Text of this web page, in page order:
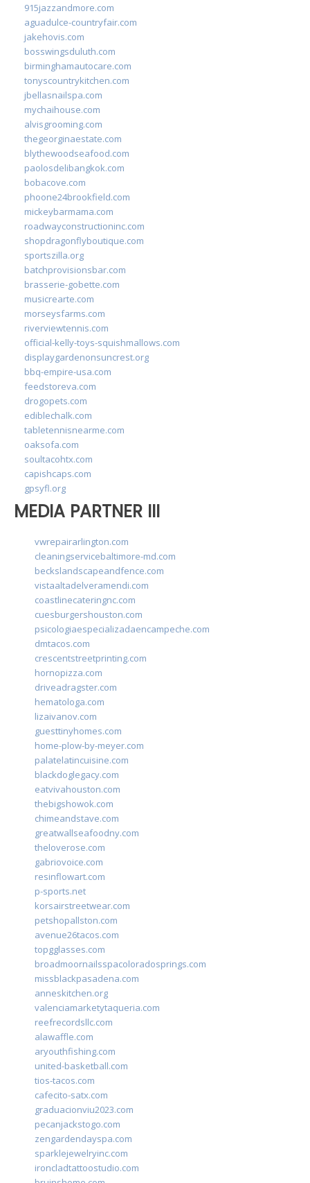
915jazzandmore.com
aguadulce-countryfair.com
jakehovis.com
bosswingsduluth.com
birminghamautocare.com
tonyscountrykitchen.com
jbellasnailspa.com
mychaihouse.com
alvisgrooming.com
thegeorginaestate.com
blythewoodseafood.com
paolosdelibangkok.com
bobacove.com
phoone24brookfield.com
mickeybarmama.com
roadwayconstructioninc.com
shopdragonflyboutique.com
sportszilla.org
batchprovisionsbar.com
brasserie-gobette.com
musicrearte.com
morseysfarms.com
riverviewtennis.com
official-kelly-toys-squishmallows.com
displaygardenonsuncrest.org
bbq-empire-usa.com
feedstoreva.com
drogopets.com
ediblechalk.com
tabletennisnearme.com
oaksofa.com
soultacohtx.com
capishcaps.com
gpsyfl.org
MEDIA PARTNER III
vwrepairarlington.com
cleaningservicebaltimore-md.com
beckslandscapeandfence.com
vistaaltadelveramendi.com
coastlinecateringnc.com
cuesburgershouston.com
psicologiaespecializadaencampeche.com
dmtacos.com
crescentstreetprinting.com
hornopizza.com
driveadragster.com
hematologa.com
lizaivanov.com
guesttinyhomes.com
home-plow-by-meyer.com
palatelatincuisine.com
blackdoglegacy.com
eatvivahouston.com
thebigshowok.com
chimeandstave.com
greatwallseafoodny.com
theloverose.com
gabriovoice.com
resinflowart.com
p-sports.net
korsairstreetwear.com
petshopallston.com
avenue26tacos.com
topgglasses.com
broadmoornailsspacoloradosprings.com
missblackpasadena.com
anneskitchen.org
valenciamarketytaqueria.com
reefrecordsllc.com
alawaffle.com
aryouthfishing.com
united-basketball.com
tios-tacos.com
cafecito-satx.com
graduacionviu2023.com
pecanjackstogo.com
zengardendayspa.com
sparklejewelryinc.com
ironcladtattoostudio.com